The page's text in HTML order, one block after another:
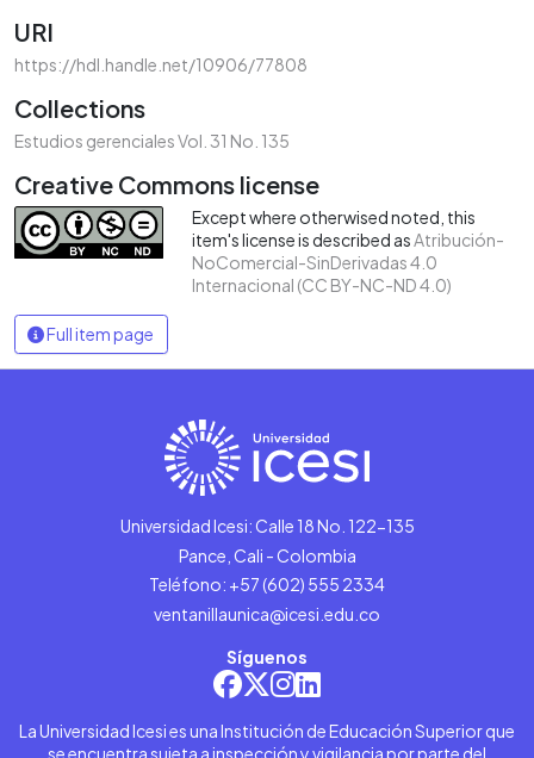
URI
https://hdl.handle.net/10906/77808
Collections
Estudios gerenciales Vol. 31 No. 135
Creative Commons license
Except where otherwised noted, this
item's license is described asAtribución-
NoComercial-SinDerivadas 4.0
Internacional (CC BY-NC-ND 4.0)
Full item page
Universidad Icesi: Calle 18 No. 122-135
Pance, Cali - Colombia
Teléfono: +57 (602) 555 2334
ventanillaunica@icesi.edu.co
Síguenos
La Universidad Icesi es una Institución de Educación Superior que
se encuentra sujeta a inspección y vigilancia por parte del